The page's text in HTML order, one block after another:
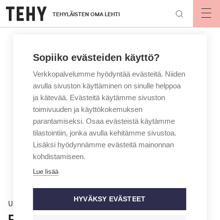
Hyppää
pääsisältöön
TEHYLÄISTEN OMA LEHTI
Uutinen
Sopiiko evästeiden käyttö?
Verkkopalvelumme hyödyntää evästeitä. Niiden
avulla sivuston käyttäminen on sinulle helppoa
ja kätevää. Evästeitä käytämme sivuston
toimivuuden ja käyttökokemuksen
parantamiseksi. Osaa evästeistä käytämme
tilastointiin, jonka avulla kehitämme sivustoa.
Lisäksi hyödynnämme evästeitä mainonnan
kohdistamiseen.
Lue lisää
HYVÄKSY EVÄSTEET